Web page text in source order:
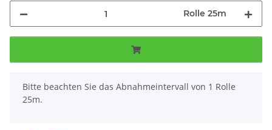
Rolle 25m
x
Bitte beachten Sie das Abnahmeintervall von 1 Rolle
25m.